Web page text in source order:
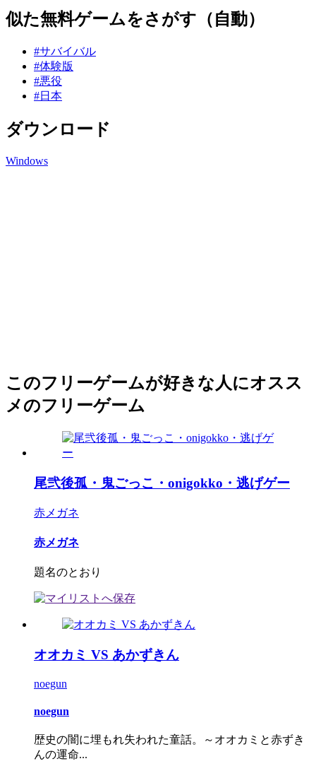
似た無料ゲームをさがす（自動）
#サバイバル
#体験版
#悪役
#日本
ダウンロード
Windows
このフリーゲームが好きな人にオスス
メのフリーゲーム
尾弐後孤・鬼ごっこ・onigokko・逃げゲー
赤メガネ
赤メガネ
題名のとおり
オオカミ VS あかずきん
noegun
noegun
歴史の闇に埋もれ失われた童話。～オオカミと赤ずき
んの運命...